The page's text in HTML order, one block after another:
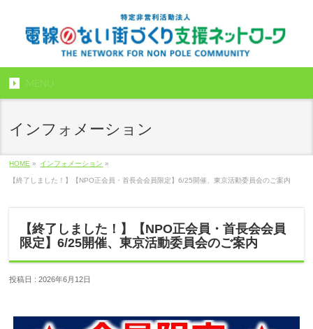
MENU
インフォメーション
HOME » インフォメーション »
【終了しました！】【NPO正会員・首長会会員限定】6/25開催、東京活動委員会のご案内
【終了しました！】【NPO正会員・首長会会員
限定】6/25開催、東京活動委員会のご案内
投稿日 : 2026年6月12日